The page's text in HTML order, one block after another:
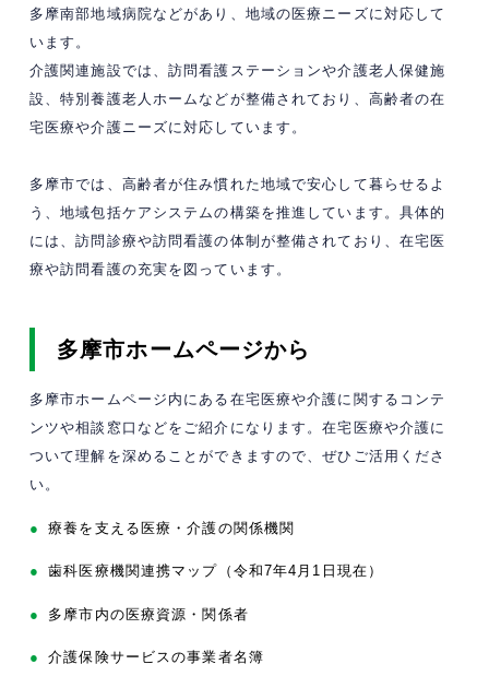
多摩南部地域病院などがあり、地域の医療ニーズに対応して
います。
介護関連施設では、訪問看護ステーションや介護老人保健施
設、特別養護老人ホームなどが整備されており、高齢者の在
宅医療や介護ニーズに対応しています。
多摩市では、高齢者が住み慣れた地域で安心して暮らせるよ
う、地域包括ケアシステムの構築を推進しています。具体的
には、訪問診療や訪問看護の体制が整備されており、在宅医
療や訪問看護の充実を図っています。
多摩市ホームページから
多摩市ホームページ内にある在宅医療や介護に関するコンテ
ンツや相談窓口などをご紹介になります。在宅医療や介護に
ついて理解を深めることができますので、ぜひご活用くださ
い。
● 療養を支える医療・介護の関係機関
● 歯科医療機関連携マップ（令和7年4月1日現在）
● 多摩市内の医療資源・関係者
● 介護保険サービスの事業者名簿